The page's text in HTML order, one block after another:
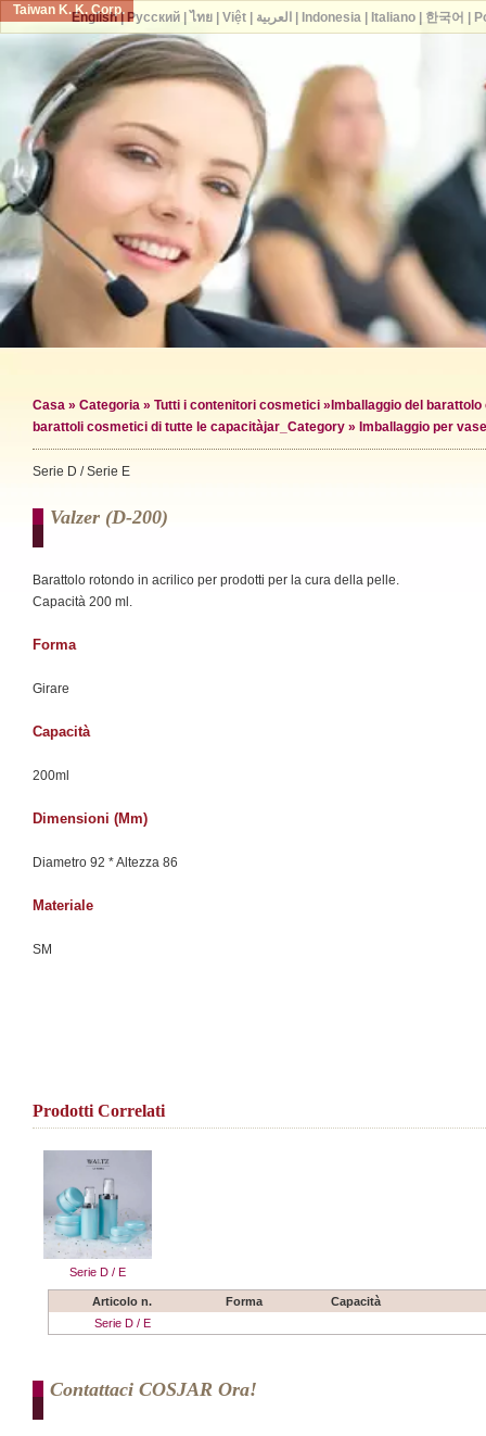
Taiwan K. K. Corp.
Casa » Categoria » Tutti i contenitori cosmetici » Imballaggio del
barattoli cosmetici di tutte le capacitàjar_Category » Imballaggio per
Serie D / Serie E
Valzer (d-200)
Barattolo rotondo in acrilico per prodotti per la cura della pelle.
Capacità 200 ml.
Forma
Girare
Capacità
200ml
Dimensioni (mm)
Diametro 92 * Altezza 86
Materiale
SM
Prodotti Correlati
Serie D / E
Articolo n. Forma Capacità
Serie D / E
Contattaci COSJAR Ora!
English| Русский| ไทย| Việt| العربية Indonesia| Italiano| 한국어